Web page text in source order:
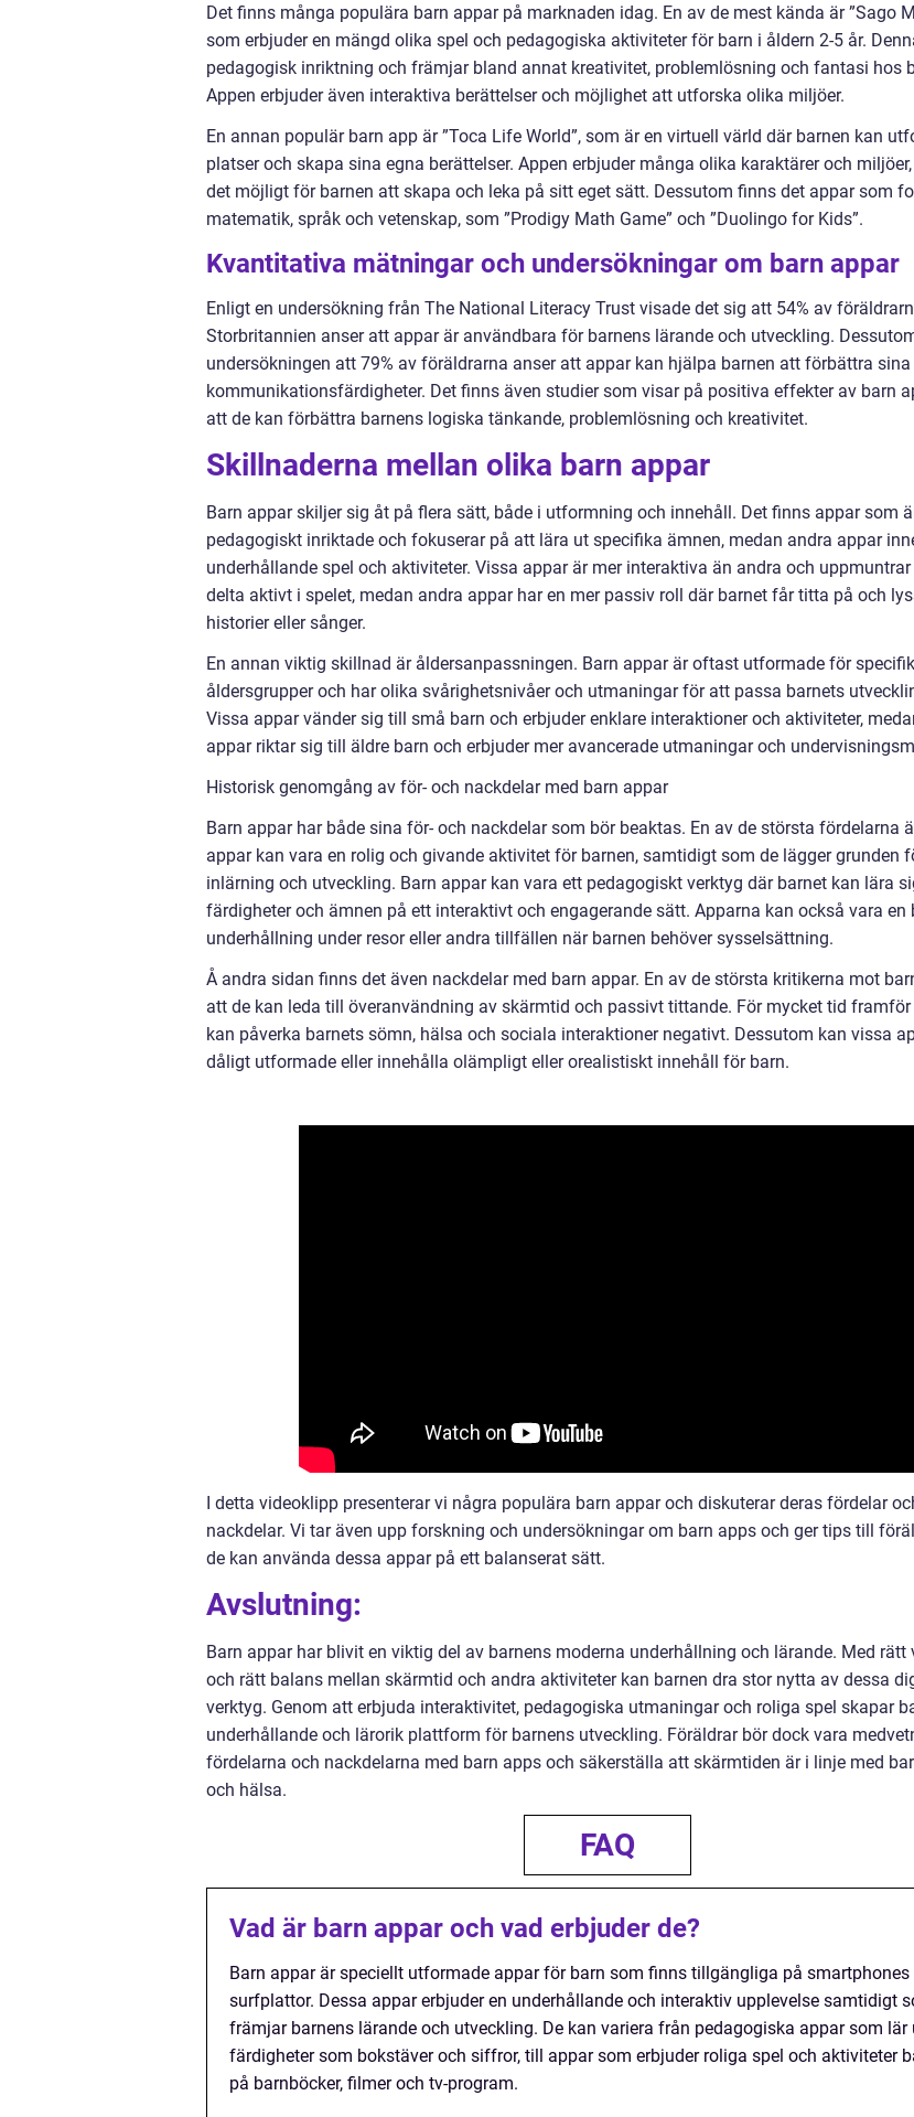
Det finns många populära barn appar på marknaden idag. En av de mest kända är ”Sago
som erbjuder en mängd olika spel och pedagogiska aktiviteter för barn i åldern 2-5 år.
pedagogisk inriktning och främjar bland annat kreativitet, problemlösning och fantasi hos
Appen erbjuder även interaktiva berättelser och möjlighet att utforska olika miljöer.
En annan populär barn app är ”Toca Life World”, som är en virtuell värld där barnen kan
platser och skapa sina egna berättelser. Appen erbjuder många olika karaktärer och
det möjligt för barnen att skapa och leka på sitt eget sätt. Dessutom finns det appar som
matematik, språk och vetenskap, som ”Prodigy Math Game” och ”Duolingo for Kids”.
Kvantitativa mätningar och undersökningar om barn appar
Enligt en undersökning från The National Literacy Trust visade det sig att 54% av
Storbritannien anser att appar är användbara för barnens lärande och utveckling.
undersökningen att 79% av föräldrarna anser att appar kan hjälpa barnen att förbättra sina
kommunikationsfärdigheter. Det finns även studier som visar på positiva effekter av barn
att de kan förbättra barnens logiska tänkande, problemlösning och kreativitet.
Skillnaderna mellan olika barn appar
Barn appar skiljer sig åt på flera sätt, både i utformning och innehåll. Det finns appar som
pedagogiskt inriktade och fokuserar på att lära ut specifika ämnen, medan andra appar
underhållande spel och aktiviteter. Vissa appar är mer interaktiva än andra och
delta aktivt i spelet, medan andra appar har en mer passiv roll där barnet får titta på och
historier eller sånger.
En annan viktig skillnad är åldersanpassningen. Barn appar är oftast utformade för
åldersgrupper och har olika svårighetsnivåer och utmaningar för att passa barnets
Vissa appar vänder sig till små barn och erbjuder enklare interaktioner och aktiviteter,
appar riktar sig till äldre barn och erbjuder mer avancerade utmaningar och
Historisk genomgång av för- och nackdelar med barn appar
Barn appar har både sina för- och nackdelar som bör beaktas. En av de största fördelarna
appar kan vara en rolig och givande aktivitet för barnen, samtidigt som de lägger grunden
inlärning och utveckling. Barn appar kan vara ett pedagogiskt verktyg där barnet kan lära
färdigheter och ämnen på ett interaktivt och engagerande sätt. Apparna kan också vara en
underhållning under resor eller andra tillfällen när barnen behöver sysselsättning.
Å andra sidan finns det även nackdelar med barn appar. En av de största kritikerna mot
att de kan leda till överanvändning av skärmtid och passivt tittande. För mycket tid framför
kan påverka barnets sömn, hälsa och sociala interaktioner negativt. Dessutom kan vissa
dåligt utformade eller innehålla olämpligt eller orealistiskt innehåll för barn.
I detta videoklipp presenterar vi några populära barn appar och diskuterar deras fördelar
nackdelar. Vi tar även upp forskning och undersökningar om barn apps och ger tips till
de kan använda dessa appar på ett balanserat sätt.
Avslutning:
Barn appar har blivit en viktig del av barnens moderna underhållning och lärande. Med rätt
och rätt balans mellan skärmtid och andra aktiviteter kan barnen dra stor nytta av dessa
verktyg. Genom att erbjuda interaktivitet, pedagogiska utmaningar och roliga spel skapar
underhållande och lärorik plattform för barnens utveckling. Föräldrar bör dock vara
fördelarna och nackdelarna med barn apps och säkerställa att skärmtiden är i linje med
och hälsa.
FAQ
Vad är barn appar och vad erbjuder de?
Barn appar är speciellt utformade appar för barn som finns tillgängliga på smartphones
surfplattor. Dessa appar erbjuder en underhållande och interaktiv upplevelse samtidigt
främjar barnens lärande och utveckling. De kan variera från pedagogiska appar som lär
färdigheter som bokstäver och siffror, till appar som erbjuder roliga spel och aktiviteter
på barnböcker, filmer och tv-program.